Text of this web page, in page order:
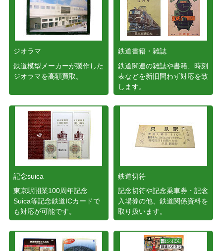
ジオラマ
鉄道模型メーカーが製作した
ジオラマを高額買取。
鉄道書籍・雑誌
鉄道関連の雑誌や書籍、時刻
表などを新旧問わず対応を致
します。
記念suica
東京駅開業100周年記念
Suica等記念鉄道ICカードで
も対応が可能です。
鉄道切符
記念切符や記念乗車券・記念
入場券の他、鉄道関係資料を
取り扱います。